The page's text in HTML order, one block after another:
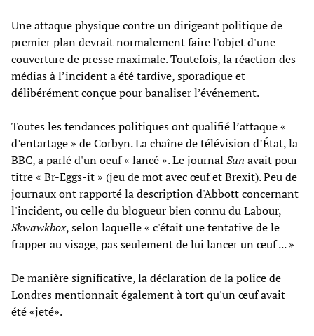
Une attaque physique contre un dirigeant politique de
premier plan devrait normalement faire l'objet d'une
couverture de presse maximale. Toutefois, la réaction des
médias à l’incident a été tardive, sporadique et
délibérément conçue pour banaliser l’événement.
Toutes les tendances politiques ont qualifié l’attaque «
d’entartage » de Corbyn. La chaîne de télévision d’État, la
BBC, a parlé d'un oeuf « lancé ». Le journal Sun avait pour
titre « Br-Eggs-it » (jeu de mot avec œuf et Brexit). Peu de
journaux ont rapporté la description d'Abbott concernant
l'incident, ou celle du blogueur bien connu du Labour,
Skwawkbox, selon laquelle « c'était une tentative de le
frapper au visage, pas seulement de lui lancer un œuf ... »
De manière significative, la déclaration de la police de
Londres mentionnait également à tort qu'un œuf avait
été «jeté».